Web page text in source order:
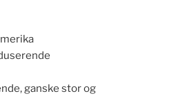
ganske stor og